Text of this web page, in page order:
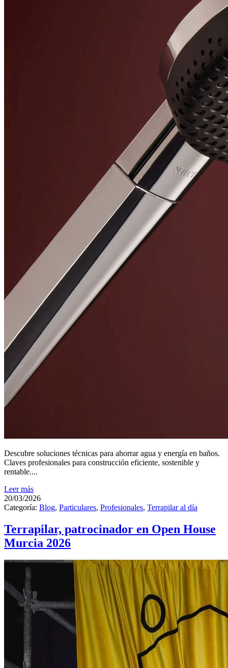
Descubre soluciones técnicas para ahorrar agua y energía en baños.
Claves profesionales para construcción eficiente, sostenible y
rentable....
Leer más
20/03/2026
Categoría: Blog, Particulares, Profesionales, Terrapilar al día
Terrapilar, patrocinador en Open House
Murcia 2026